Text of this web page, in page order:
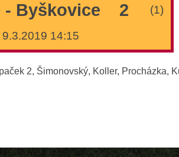
- Byškovice 2 (1)
9.3.2019 14:15
2, Šimonovský, Koller, Procházka,